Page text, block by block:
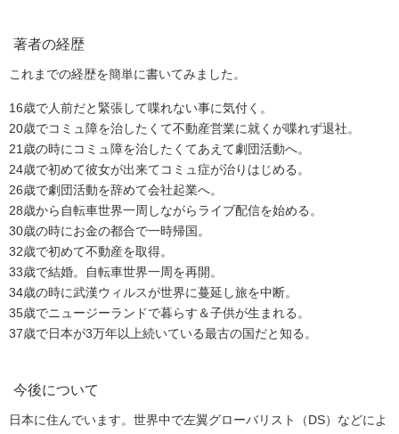
著者の経歴
これまでの経歴を簡単に書いてみました。
16歳で人前だと緊張して喋れない事に気付く。
20歳でコミュ障を治したくて不動産営業に就くが喋れず退社。
21歳の時にコミュ障を治したくてあえて劇団活動へ。
24歳で初めて彼女が出来てコミュ症が治りはじめる。
26歳で劇団活動を辞めて会社起業へ。
28歳から自転車世界一周しながらライブ配信を始める。
30歳の時にお金の都合で一時帰国。
32歳で初めて不動産を取得。
33歳で結婚。自転車世界一周を再開。
34歳の時に武漢ウィルスが世界に蔓延し旅を中断。
35歳でニュージーランドで暮らす＆子供が生まれる。
37歳で日本が3万年以上続いている最古の国だと知る。
今後について
日本に住んでいます。世界中で左翼グローバリスト（DS）などによ